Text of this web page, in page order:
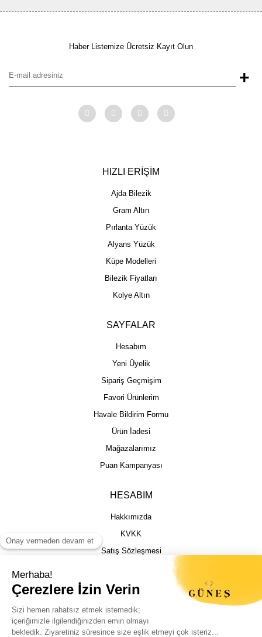
Haber Listemize Ücretsiz Kayıt Olun
+
HIZLI ERİŞİM
Ajda Bilezik
Gram Altın
Pırlanta Yüzük
Alyans Yüzük
Küpe Modelleri
Bilezik Fiyatları
Kolye Altın
SAYFALAR
Hesabım
Yeni Üyelik
Sipariş Geçmişim
Favori Ürünlerim
Havale Bildirim Formu
Ürün İadesi
Mağazalarımız
Puan Kampanyası
HESABIM
Hakkımızda
KVKK
Satış Sözleşmesi
İptal İade Şartları
Kargo Takibi